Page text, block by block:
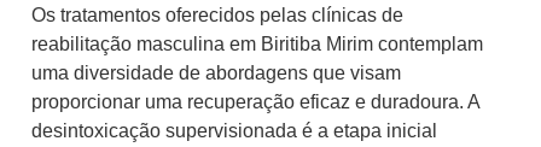
Os tratamentos oferecidos pelas clínicas de
reabilitação masculina em Biritiba Mirim contemplam
uma diversidade de abordagens que visam
proporcionar uma recuperação eficaz e duradoura. A
desintoxicação supervisionada é a etapa inicial